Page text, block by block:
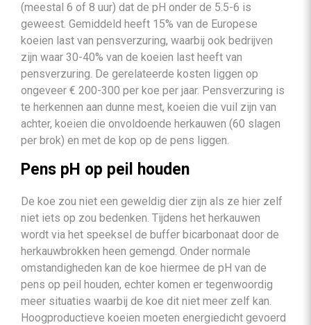
(meestal 6 of 8 uur) dat de pH onder de 5.5-6 is
geweest. Gemiddeld heeft 15% van de Europese
koeien last van pensverzuring, waarbij ook bedrijven
zijn waar 30-40% van de koeien last heeft van
pensverzuring. De gerelateerde kosten liggen op
ongeveer € 200-300 per koe per jaar. Pensverzuring is
te herkennen aan dunne mest, koeien die vuil zijn van
achter, koeien die onvoldoende herkauwen (60 slagen
per brok) en met de kop op de pens liggen.
Pens pH op peil houden
De koe zou niet een geweldig dier zijn als ze hier zelf
niet iets op zou bedenken. Tijdens het herkauwen
wordt via het speeksel de buffer bicarbonaat door de
herkauwbrokken heen gemengd. Onder normale
omstandigheden kan de koe hiermee de pH van de
pens op peil houden, echter komen er tegenwoordig
meer situaties waarbij de koe dit niet meer zelf kan.
Hoogproductieve koeien moeten energiedicht gevoerd